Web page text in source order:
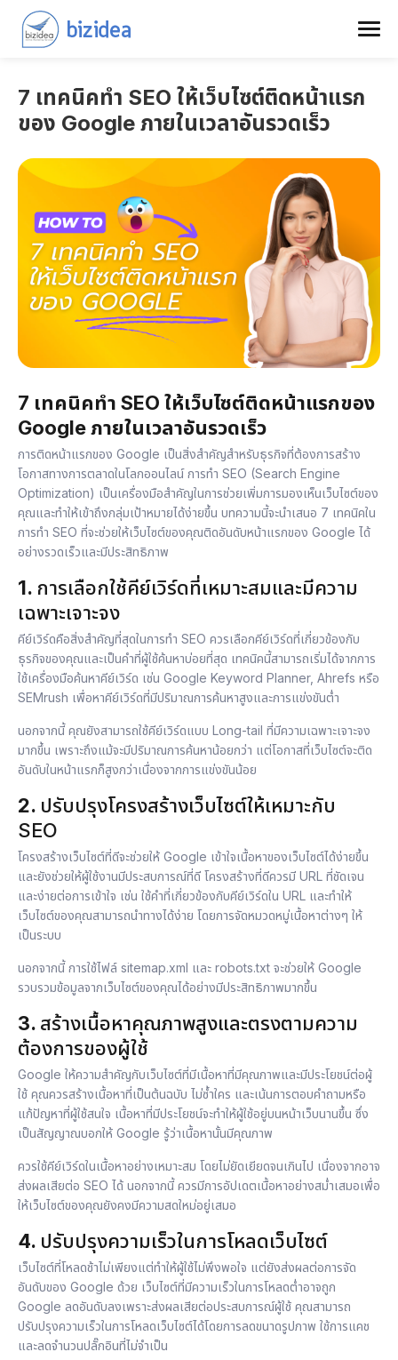
7 เทคนิคทำ SEO ให้เว็บไซต์ติดหน้าแรก
ของ Google ภายในเวลาอันรวดเร็ว
7 เทคนิคทำ SEO ให้เว็บไซต์ติดหน้าแรกของ
Google ภายในเวลาอันรวดเร็ว
การติดหน้าแรกของ Google เป็นสิ่งสำคัญสำหรับธุรกิจที่ต้องการสร้าง
โอกาสทางการตลาดในโลกออนไลน์ การทำ SEO (Search Engine
Optimization) เป็นเครื่องมือสำคัญในการช่วยเพิ่มการมองเห็นเว็บไซต์ของ
คุณและทำให้เข้าถึงกลุ่มเป้าหมายได้ง่ายขึ้น บทความนี้จะนำเสนอ 7 เทคนิคใน
การทำ SEO ที่จะช่วยให้เว็บไซต์ของคุณติดอันดับหน้าแรกของ Google ได้
อย่างรวดเร็วและมีประสิทธิภาพ
1. การเลือกใช้คีย์เวิร์ดที่เหมาะสมและมีความ
เฉพาะเจาะจง
คีย์เวิร์ดคือสิ่งสำคัญที่สุดในการทำ SEO ควรเลือกคีย์เวิร์ดที่เกี่ยวข้องกับ
ธุรกิจของคุณและเป็นคำที่ผู้ใช้ค้นหาบ่อยที่สุด เทคนิคนี้สามารถเริ่มได้จากการ
ใช้เครื่องมือค้นหาคีย์เวิร์ด เช่น Google Keyword Planner, Ahrefs หรือ
SEMrush เพื่อหาคีย์เวิร์ดที่มีปริมาณการค้นหาสูงและการแข่งขันต่ำ
นอกจากนี้ คุณยังสามารถใช้คีย์เวิร์ดแบบ Long-tail ที่มีความเฉพาะเจาะจง
มากขึ้น เพราะถึงแม้จะมีปริมาณการค้นหาน้อยกว่า แต่โอกาสที่เว็บไซต์จะติด
อันดับในหน้าแรกก็สูงกว่าเนื่องจากการแข่งขันน้อย
2. ปรับปรุงโครงสร้างเว็บไซต์ให้เหมาะกับ
SEO
โครงสร้างเว็บไซต์ที่ดีจะช่วยให้ Google เข้าใจเนื้อหาของเว็บไซต์ได้ง่ายขึ้น
และยังช่วยให้ผู้ใช้งานมีประสบการณ์ที่ดี โครงสร้างที่ดีควรมี URL ที่ชัดเจน
และง่ายต่อการเข้าใจ เช่น ใช้คำที่เกี่ยวข้องกับคีย์เวิร์ดใน URL และทำให้
เว็บไซต์ของคุณสามารถนำทางได้ง่าย โดยการจัดหมวดหมู่เนื้อหาต่างๆ ให้
เป็นระบบ
นอกจากนี้ การใช้ไฟล์ sitemap.xml และ robots.txt จะช่วยให้ Google
รวบรวมข้อมูลจากเว็บไซต์ของคุณได้อย่างมีประสิทธิภาพมากขึ้น
3. สร้างเนื้อหาคุณภาพสูงและตรงตามความ
ต้องการของผู้ใช้
Google ให้ความสำคัญกับเว็บไซต์ที่มีเนื้อหาที่มีคุณภาพและมีประโยชน์ต่อผู้
ใช้ คุณควรสร้างเนื้อหาที่เป็นต้นฉบับ ไม่ซ้ำใคร และเน้นการตอบคำถามหรือ
แก้ปัญหาที่ผู้ใช้สนใจ เนื้อหาที่มีประโยชน์จะทำให้ผู้ใช้อยู่บนหน้าเว็บนานขึ้น ซึ่ง
เป็นสัญญาณบอกให้ Google รู้ว่าเนื้อหานั้นมีคุณภาพ
ควรใช้คีย์เวิร์ดในเนื้อหาอย่างเหมาะสม โดยไม่ยัดเยียดจนเกินไป เนื่องจากอาจ
ส่งผลเสียต่อ SEO ได้ นอกจากนี้ ควรมีการอัปเดตเนื้อหาอย่างสม่ำเสมอเพื่อ
ให้เว็บไซต์ของคุณยังคงมีความสดใหม่อยู่เสมอ
4. ปรับปรุงความเร็วในการโหลดเว็บไซต์
เว็บไซต์ที่โหลดช้าไม่เพียงแต่ทำให้ผู้ใช้ไม่พึงพอใจ แต่ยังส่งผลต่อการจัด
อันดับของ Google ด้วย เว็บไซต์ที่มีความเร็วในการโหลดต่ำอาจถูก
Google ลดอันดับลงเพราะส่งผลเสียต่อประสบการณ์ผู้ใช้ คุณสามารถ
ปรับปรุงความเร็วในการโหลดเว็บไซต์ได้โดยการลดขนาดรูปภาพ ใช้การแคช
และลดจำนวนปลั๊กอินที่ไม่จำเป็น